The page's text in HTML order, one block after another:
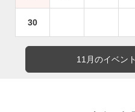
30
11月のイベン